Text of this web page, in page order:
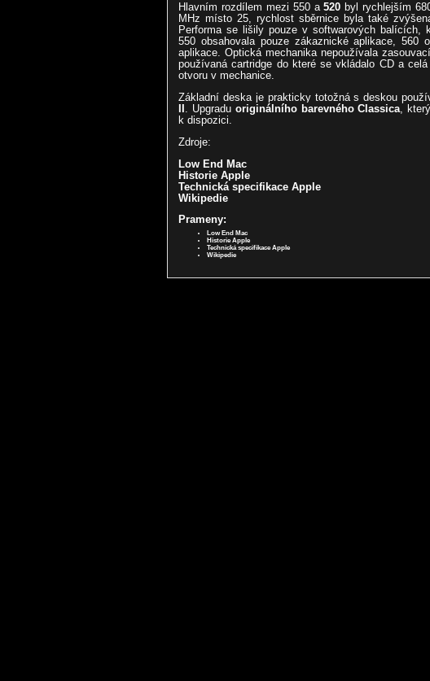
Hlavním rozdílem mezi 550 a520 byl rychlejším
MHz místo 25, rychlost sběrnice byla také
Performa se lišily pouze v softwarových balících,
550 obsahovala pouze zákaznické aplikace, 560
aplikace. Optická mechanika nepoužívala
používaná cartridge do které se vkládalo CD a
otvoru v mechanice.
Základní deska je prakticky totožná s deskou
. Upgradu originálního barevného Classica ,
k dispozici.
Zdroje:
Low End Mac
Historie Apple
Technická specifikace Apple
Wikipedie
Prameny:
Low End Mac
Historie Apple
Technická specifikace Apple
Wikipedie